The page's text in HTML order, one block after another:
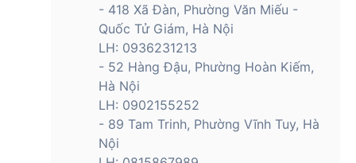
- 418 Xã Đàn, Phường Văn Miếu -
Quốc Tử Giám, Hà Nội
LH: 0936231213
- 52 Hàng Đậu, Phường Hoàn Kiếm,
Hà Nội
LH: 0902155252
- 89 Tam Trinh, Phường Vĩnh Tuy, Hà
Nội